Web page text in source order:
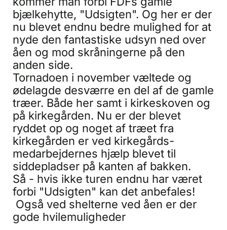
bjælkehytte, "Udsigten". Og her er der
nu blevet endnu bedre mulighed for at
nyde den fantastiske udsyn ned over
åen og mod skråningerne på den
anden side.
Tornadoen i november væltede og
ødelagde desværre en del af de gamle
træer. Både her samt i kirkeskoven og
på kirkegården. Nu er der blevet
ryddet op og noget af træet fra
kirkegården er ved kirkegårds-
medarbejdernes hjælp blevet til
siddepladser på kanten af bakken.
Så - hvis ikke turen endnu har været
forbi "Udsigten" kan det anbefales!
Også ved shelterne ved åen er der
gode hvilemuligheder